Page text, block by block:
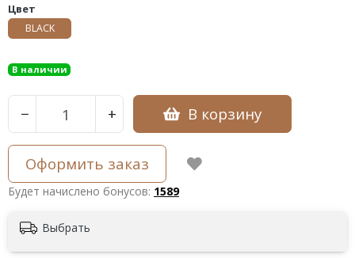
Цвет
BLACK
В наличии
− + В корзину
Оформить заказ
Будет начислено бонусов: 1589
Выбрать